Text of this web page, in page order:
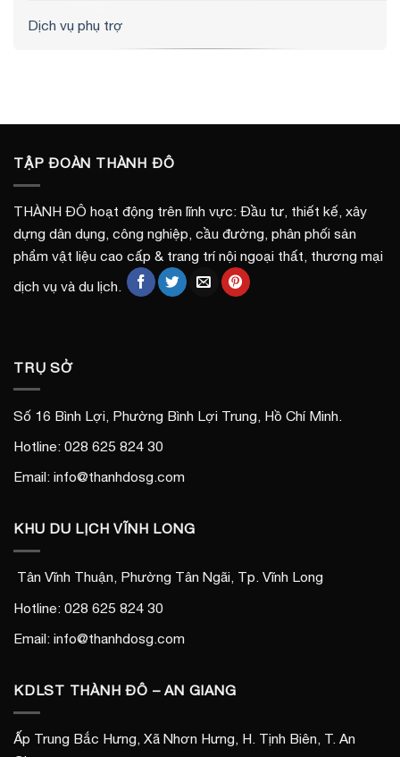
Dịch vụ phụ trợ
TẬP ĐOÀN THÀNH ĐÔ
THÀNH ĐÔ hoạt động trên lĩnh vực: Đầu tư, thiết kế, xây
dựng dân dụng, công nghiệp, cầu đường, phân phối sản
phẩm vật liệu cao cấp & trang trí nội ngoại thất, thương mại
dịch vụ và du lịch.
TRỤ SỞ
Số 16 Bình Lợi, Phường Bình Lợi Trung, Hồ Chí Minh.
Hotline: 028 625 824 30
Email: info@thanhdosg.com
KHU DU LỊCH VĨNH LONG
Tân Vĩnh Thuận, Phường Tân Ngãi, Tp. Vĩnh Long
Hotline: 028 625 824 30
Email: info@thanhdosg.com
KDLST THÀNH ĐÔ – AN GIANG
Ấp Trung Bắc Hưng, Xã Nhơn Hưng, H. Tịnh Biên, T. An